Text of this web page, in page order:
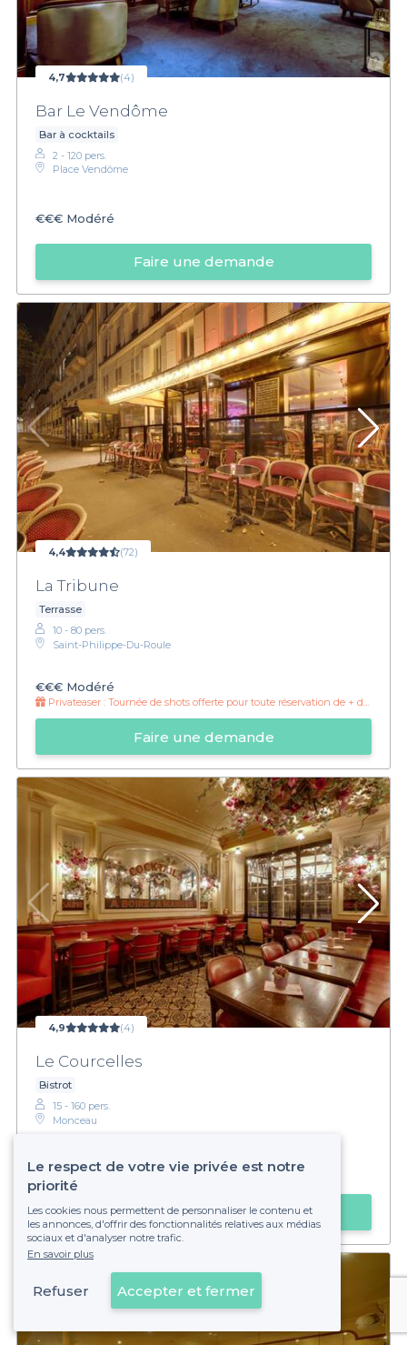
4,7 (4)
Bar Le Vendôme
Bar à cocktails
2 - 120 pers.
Place Vendôme
€€€ Modéré
Faire une demande
4,4 (72)
La Tribune
Terrasse
10 - 80 pers.
Saint-Philippe-Du-Roule
€€€ Modéré
Privateaser : Tournée de shots offerte pour toute réservation de + de 30 personnes
Faire une demande
4,9 (4)
Le Courcelles
Bistrot
15 - 160 pers.
Monceau
€€€€Élevé
Faire une demande
Voir sur la carte
Le respect de votre vie privée est notre
priorité
Les cookies nous permettent de personnaliser le contenu et
les annonces, d'offrir des fonctionnalités relatives aux médias
sociaux et d'analyser notre trafic.
En savoir plus
Refuser Accepter et fermer